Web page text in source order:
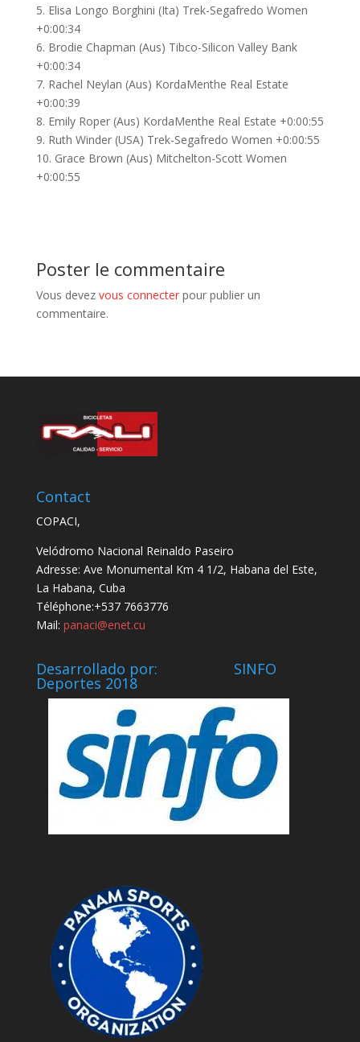
5. Elisa Longo Borghini (Ita) Trek-Segafredo Women
+0:00:34
6. Brodie Chapman (Aus) Tibco-Silicon Valley Bank
+0:00:34
7. Rachel Neylan (Aus) KordaMenthe Real Estate
+0:00:39
8. Emily Roper (Aus) KordaMenthe Real Estate +0:00:55
9. Ruth Winder (USA) Trek-Segafredo Women +0:00:55
10. Grace Brown (Aus) Mitchelton-Scott Women
+0:00:55
Poster le commentaire
Vous devez vous connecterpour publier un
commentaire.
Contact
COPACI,
Velódromo Nacional Reinaldo Paseiro
Adresse: Ave Monumental Km 4 1/2, Habana del Este,
La Habana, Cuba
Téléphone:+537 7663776
Mail: panaci@enet.cu
Desarrollado por: SINFO
Deportes 2018